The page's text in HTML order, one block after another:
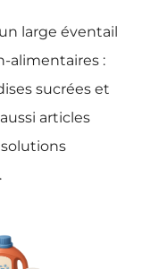
large éventail
alimentaires :
sucrées et
articles